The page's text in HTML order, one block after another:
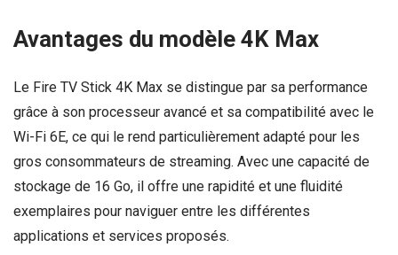
Avantages du modèle 4K Max
Le Fire TV Stick 4K Max se distingue par sa performance
grâce à son processeur avancé et sa compatibilité avec le
Wi-Fi 6E, ce qui le rend particulièrement adapté pour les
gros consommateurs de streaming. Avec une capacité de
stockage de 16 Go, il offre une rapidité et une fluidité
exemplaires pour naviguer entre les différentes
applications et services proposés.